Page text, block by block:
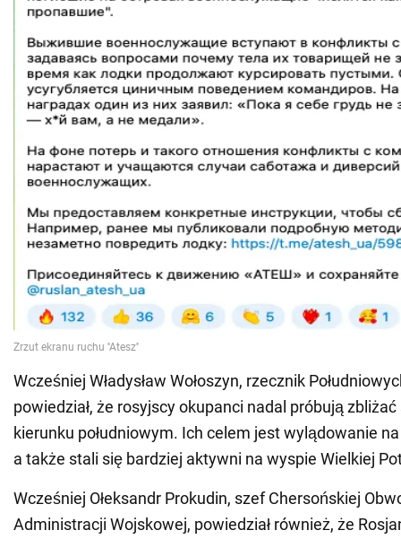
Wcześniej Władysław Wołoszyn, rzecznik
powiedział, że rosyjscy okupanci nadal próbują
kierunku południowym. Ich celem jest wylądowanie
a także stali się bardziej aktywni na wyspie Wielkiej
Wcześniej Ołeksandr Prokudin, szef Chersońskiej
Administracji Wojskowej, powiedział również, że